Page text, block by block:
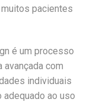
pacientes
é um processo
com
individuais
adequado ao uso